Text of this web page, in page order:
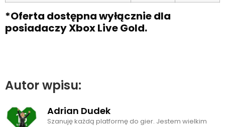
*Oferta dostępna wyłącznie dla
posiadaczy Xbox Live Gold.
Autor wpisu:
Adrian Dudek
Szanuję każdą platformę do gier. Jestem wielkim